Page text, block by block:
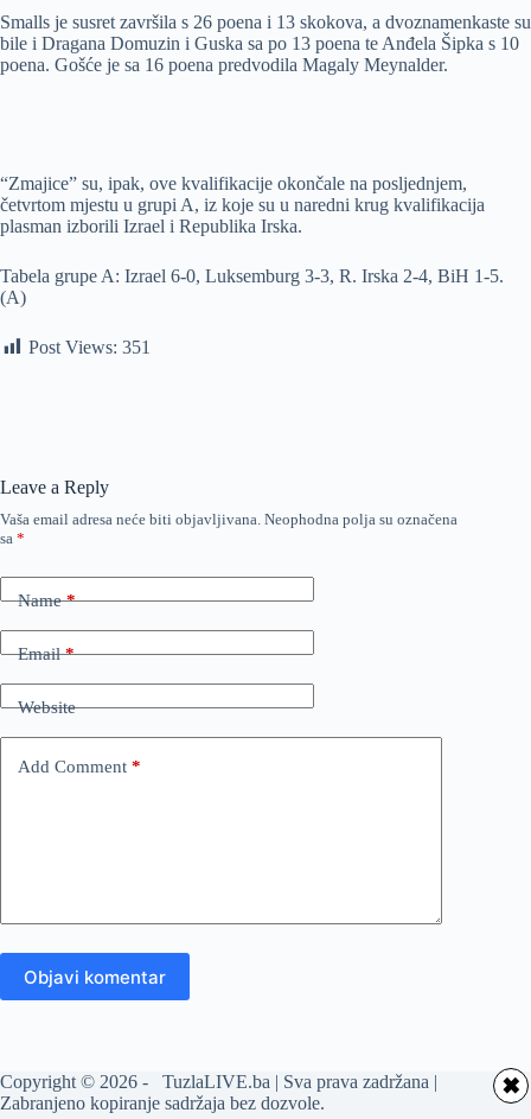
Smalls je susret završila s 26 poena i 13 skokova, a dvoznamenkaste su
bile i Dragana Domuzin i Guska sa po 13 poena te Anđela Šipka s 10
poena. Gošće je sa 16 poena predvodila Magaly Meynalder.
“Zmajice” su, ipak, ove kvalifikacije okončale na posljednjem,
četvrtom mjestu u grupi A, iz koje su u naredni krug kvalifikacija
plasman izborili Izrael i Republika Irska.
Tabela grupe A: Izrael 6-0, Luksemburg 3-3, R. Irska 2-4, BiH 1-5.
(A)
Post Views: 351
Leave a Reply
Vaša email adresa neće biti objavljivana. Neophodna polja su označena
sa *
Name*
Email*
Website
Add Comment *
Objavi komentar
Copyright © 2026 - TuzlaLIVE.ba | Sva prava zadržana |
Zabranjeno kopiranje sadržaja bez dozvole.
✖